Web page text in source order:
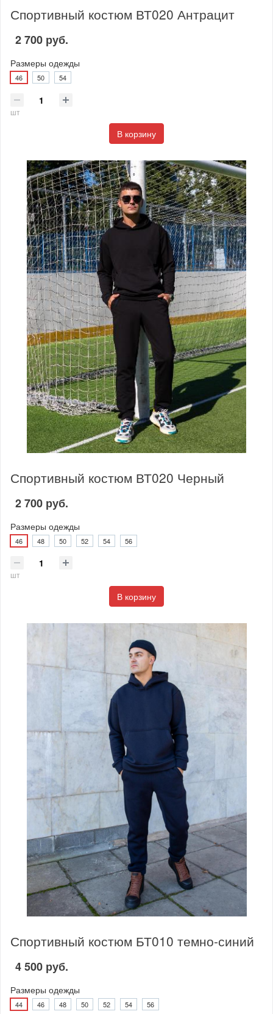
Спортивный костюм ВТ020 Антрацит
2 700 руб.
Размеры одежды
46 50 54
шт
В корзину
Спортивный костюм ВТ020 Черный
2 700 руб.
Размеры одежды
46 48 50 52 54 56
шт
В корзину
Спортивный костюм БТ010 темно-синий
4 500 руб.
Размеры одежды
44 46 48 50 52 54 56